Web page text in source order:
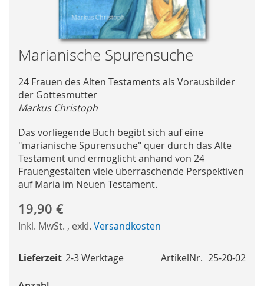
Skip
to
the
beginning
of
the
images
gallery
Marianische Spurensuche
24 Frauen des Alten Testaments als Vorausbilder
der Gottesmutter
Markus Christoph
Das vorliegende Buch begibt sich auf eine
"marianische Spurensuche" quer durch das Alte
Testament und ermöglicht anhand von 24
Frauengestalten viele überraschende Perspektiven
auf Maria im Neuen Testament.
19,90 €
Inkl. MwSt. , exkl. Versandkosten
ArtikelNr. 25-20-02
Lieferzeit 2-3 Werktage